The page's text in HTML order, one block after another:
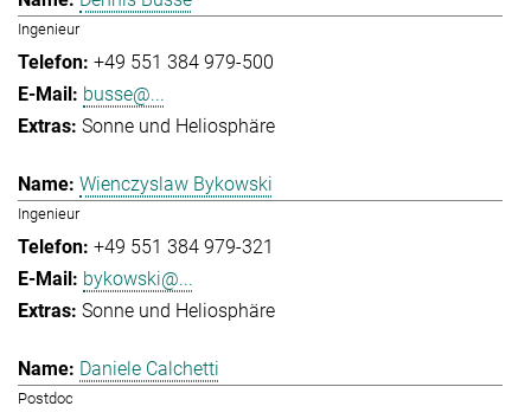
Ingenieur
+49 551 384 979-500
busse@...
Sonne und Heliosphäre
Wienczyslaw Bykowski
Ingenieur
+49 551 384 979-321
bykowski@...
Sonne und Heliosphäre
Daniele Calchetti
Postdoc